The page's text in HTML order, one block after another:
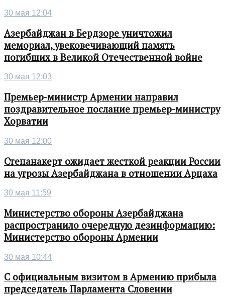
30 мая 12:04
Азербайджан в Бердзоре уничтожил
мемориал, увековечивающий память
погибших в Великой Отечественной войне
30 мая 12:03
Премьер-министр Армении направил
поздравительное послание премьер-министру
Хорватии
30 мая 12:00
Степанакерт ожидает жесткой реакции России
на угрозы Азербайджана в отношении Арцаха
30 мая 11:59
Министерство обороны Азербайджана
распространило очередную дезинформацию:
Министерство обороны Армении
30 мая 10:44
С официальным визитом в Армению прибыла
председатель Парламента Словении